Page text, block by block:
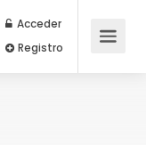
Acceder